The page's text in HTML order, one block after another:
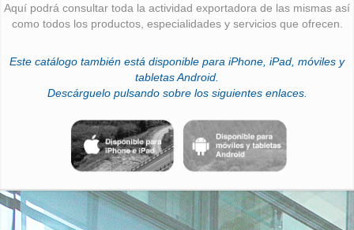
Aquí podrá consultar toda la actividad exportadora de las mismas así
como todos los productos, especialidades y servicios que ofrecen.
Este catálogo también está disponible para iPhone, iPad, móviles y
tabletas Android.
Descárguelo pulsando sobre los siguientes enlaces.